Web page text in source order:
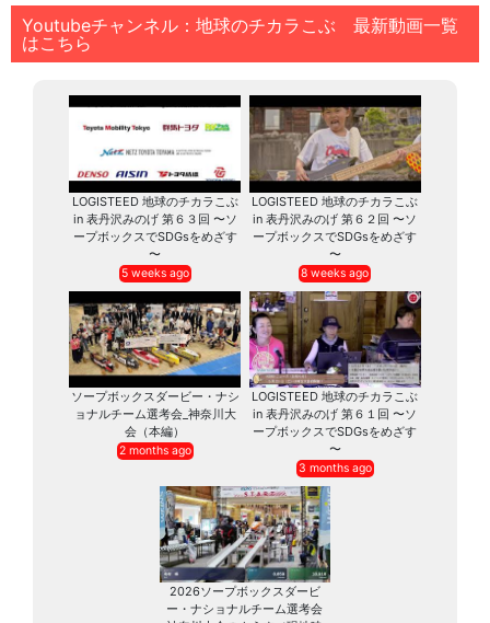
Youtubeチャンネル：地球のチカラこぶ 最新動画一覧
はこちら
LOGISTEED 地球のチカラこぶ
in 表丹沢みのげ 第６３回 〜ソ
ープボックスでSDGsをめざす
〜
5 weeks ago
LOGISTEED 地球のチカラこぶ
in 表丹沢みのげ 第６２回 〜ソ
ープボックスでSDGsをめざす
〜
8 weeks ago
ソープボックスダービー・ナシ
ョナルチーム選考会_神奈川大
会（本編）
2 months ago
LOGISTEED 地球のチカラこぶ
in 表丹沢みのげ 第６１回 〜ソ
ープボックスでSDGsをめざす
〜
3 months ago
2026ソープボックスダービ
ー・ナショナルチーム選考会